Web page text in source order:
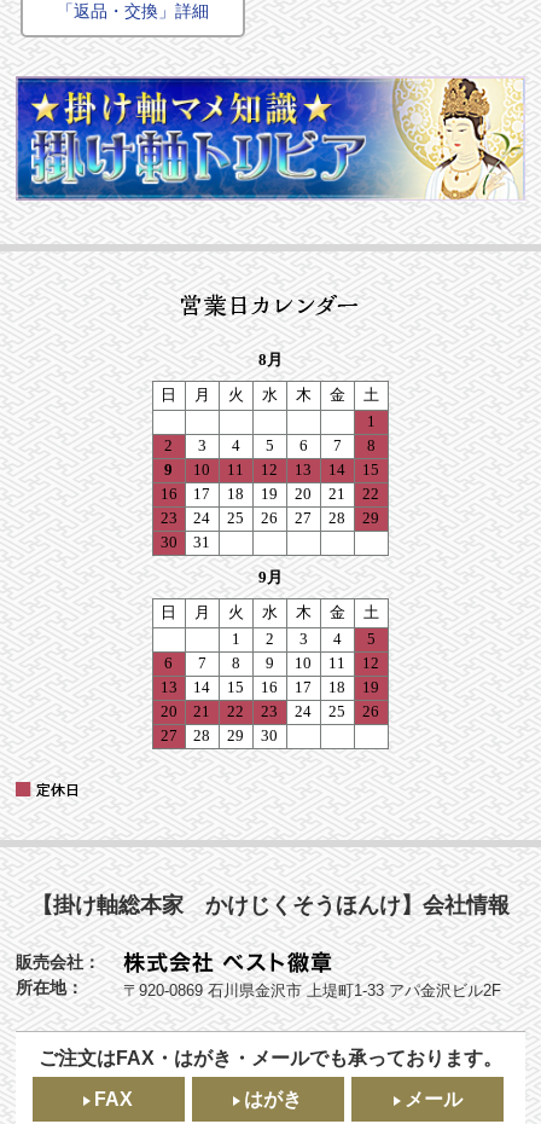
「返品・交換」詳細
【掛け軸総本家 かけじくそうほんけ】会社情報
販売会社：
所在地：
〒920-0869 石川県金沢市 上堤町1-33 アパ金沢ビル2F
ご注文はFAX・はがき・メールでも承っております。
FAX
はがき メール